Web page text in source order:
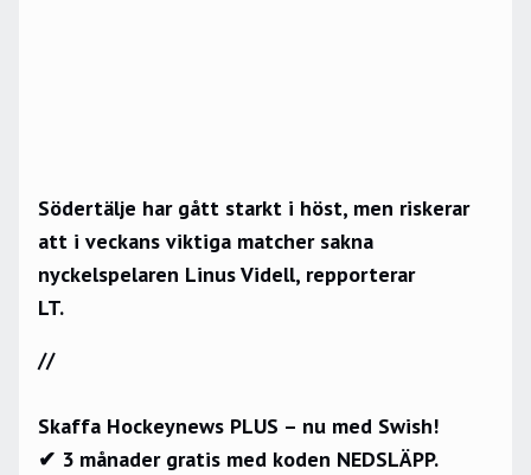
Södertälje har gått starkt i höst, men riskerar
att i veckans viktiga matcher sakna
nyckelspelaren Linus Videll, repporterar
LT.
//
Skaffa Hockeynews PLUS – nu med Swish!
✔ 3 månader gratis med koden NEDSLÄPP.